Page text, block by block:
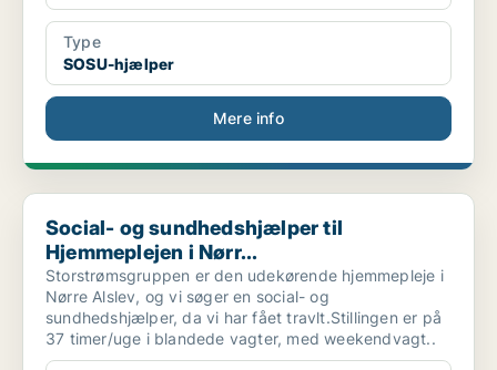
Type
SOSU-hjælper
Mere info
Social- og sundhedshjælper til Hjemmeplejen i Nørr...
Social- og sundhedshjælper til
Hjemmeplejen i Nørr...
Storstrømsgruppen er den udekørende hjemmepleje i
Nørre Alslev, og vi søger en social- og
sundhedshjælper, da vi har fået travlt.Stillingen er på
37 timer/uge i blandede vagter, med weekendvagt..